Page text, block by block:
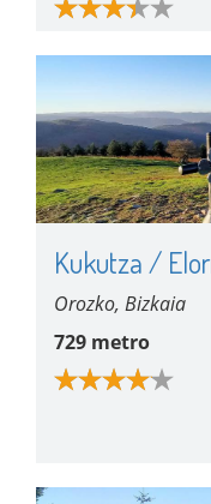
Kukutza /
Orozko, Bizkaia
729 metro